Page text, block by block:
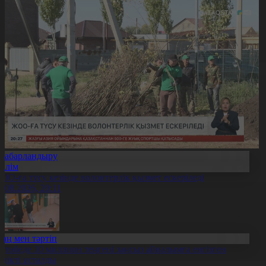
ға түсу кезінде волонтерлік қызмет ескеріледі
20:11
мен тәртіп
10 миллион теңгені заңсыз айналымға енгізген
ұсталды